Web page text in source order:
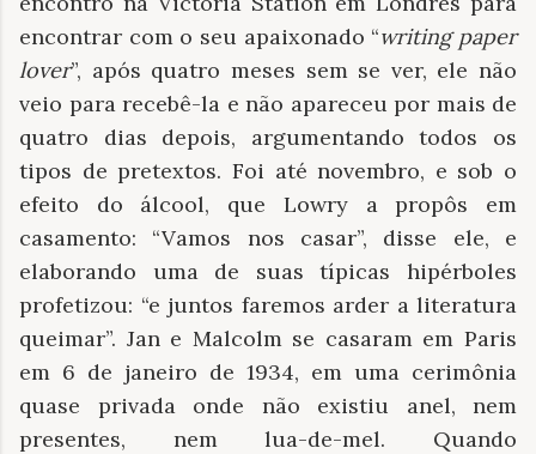
encontrar com o seu apaixonado “writing paper
lover”, após quatro meses sem se ver, ele não
veio para recebê-la e não apareceu por mais de
quatro dias depois, argumentando todos os
tipos de pretextos. Foi até novembro, e sob o
efeito do álcool, que Lowry a propôs em
casamento: “Vamos nos casar”, disse ele, e
elaborando uma de suas típicas hipérboles
profetizou: “e juntos faremos arder a literatura
queimar”. Jan e Malcolm se casaram em Paris
em 6 de janeiro de 1934, em uma cerimônia
quase privada onde não existiu anel, nem
presentes, nem lua-de-mel. Quando